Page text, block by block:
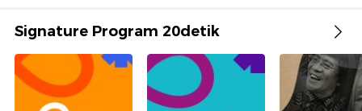
Signature Program 20detik